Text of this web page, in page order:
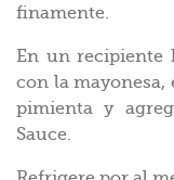
finamente.
En un recipiente
con la mayonesa,
pimienta y
Sauce.